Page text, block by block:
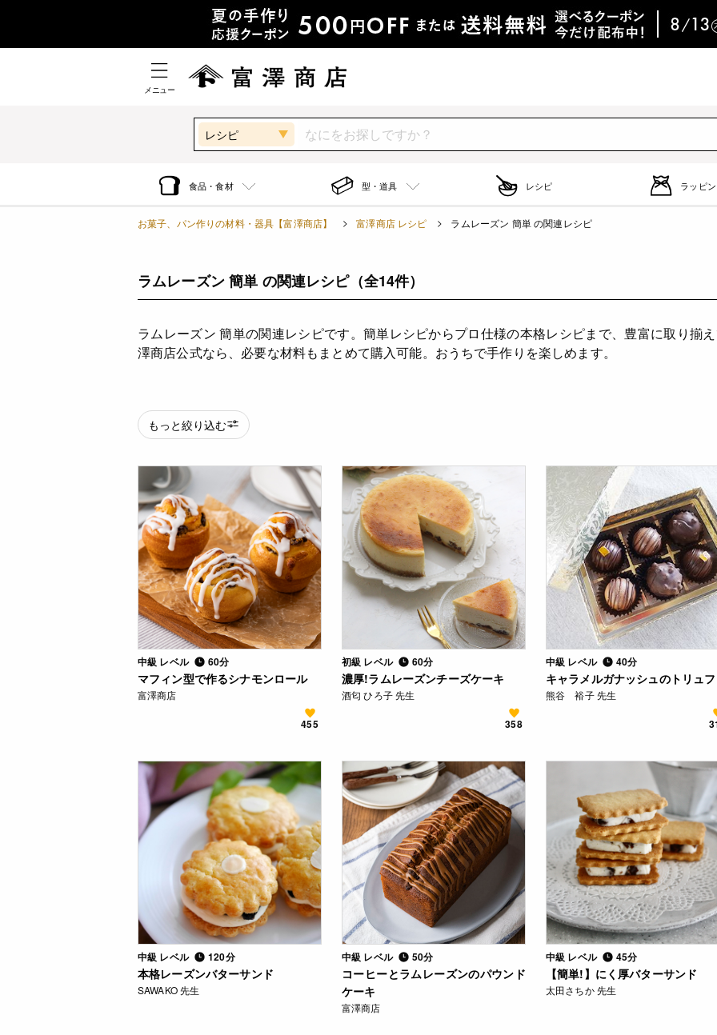
メニュー
レシピ
食品・食材 型・道具 レシピ ラッピ
お菓子、パン作りの材料・器具【富澤商店】 富澤商店 レシピ ラムレーズン 簡単 の関連レシピ
ラムレーズン 簡単 の関連レシピ（全14件）
ラムレーズン 簡単の関連レシピです。簡単レシピからプロ仕様の本格レシピまで、豊富に取り揃
澤商店公式なら、必要な材料もまとめて購入可能。おうちで手作りを楽しめます。
もっと絞り込む
中級 レベル 60分
マフィン型で作るシナモンロール
富澤商店
455
初級 レベル 60分
濃厚!ラムレーズンチーズケーキ
酒匂 ひろ子 先生
358
中級 レベル 40分
キャラメルガナッシュのトリュフ
熊谷 裕子 先生
中級 レベル 120分
本格レーズンバターサンド
SAWAKO 先生
中級 レベル 50分
コーヒーとラムレーズンのパウンド
ケーキ
富澤商店
中級 レベル 45分
【簡単!】にく厚バターサンド
太田さちか 先生